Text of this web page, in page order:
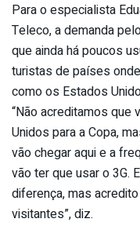
Para o especialista
Teleco, a demanda
que ainda há poucos
turistas de países
como os Estados
“Não acreditamos que
Unidos para a Copa,
vão chegar aqui e a
vão ter que usar o 3G.
diferença, mas
visitantes”, diz.